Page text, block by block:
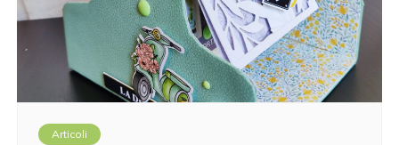
Articoli